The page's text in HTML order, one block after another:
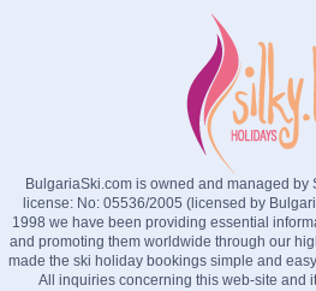
BulgariaSki.com is owned and managed by
license: No: 05536/2005 (licensed by
1998 we have been providing essential
and promoting them worldwide through our
made the ski holiday bookings simple and
All inquiries concerning this web-site and